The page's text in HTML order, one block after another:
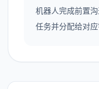
机器人完成前置
任务并分配给对应